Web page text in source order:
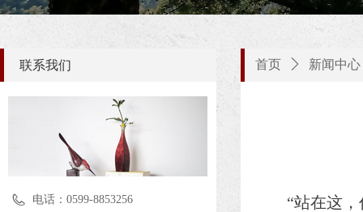
电话： 0599-8853256
联系我们
“站在这
首页 ꄲ 新闻中心